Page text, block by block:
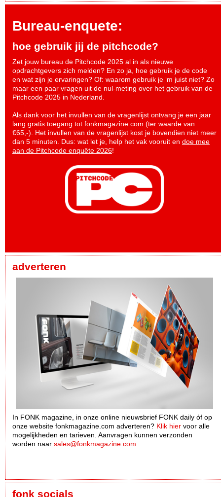
Bureau-enquete:
hoe gebruik jij de pitchcode?
Zet jouw bureau de Pitchcode 2025 al in als nieuwe
opdrachtgevers zich melden? En zo ja, hoe gebruik je de code
en wat zijn je ervaringen? Of: waarom gebruik je ‘m juist niet? Zo
maar een paar vragen uit de nul-meting over het gebruik van de
Pitchcode 2025 in Nederland.
Als dank voor het invullen van de vragenlijst ontvang je een jaar
lang gratis toegang tot fonkmagazine.com (ter waarde van
€65,-). Het invullen van de vragenlijst kost je bovendien niet meer
dan 5 minuten. Dus: wat let je, help het vak vooruit en doe mee
aan de Pitchcode enquête 2026!
adverteren
In FONK magazine, in onze online nieuwsbrief FONK daily óf op
onze website fonkmagazine.com adverteren? Klik hier voor alle
mogelijkheden en tarieven. Aanvragen kunnen verzonden
worden naar sales@fonkmagazine.com
fonk socials